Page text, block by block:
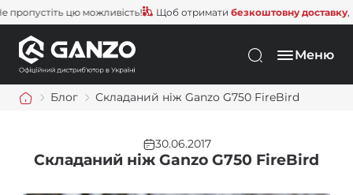
можливість! Щоб отриматибезкоштовну доставку, вам
Меню
Блог Складаний ніж Ganzo G750 FireBird
30.06.2017
Складаний ніж Ganzo G750 FireBird